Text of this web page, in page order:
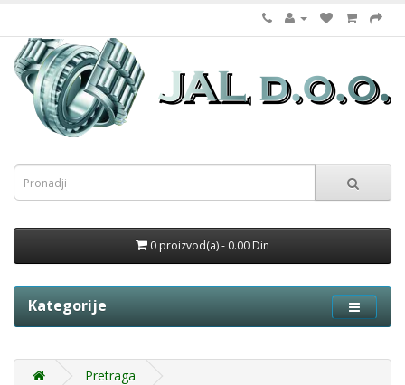
0 proizvod(a) - 0.00 Din
Kategorije
Pretraga